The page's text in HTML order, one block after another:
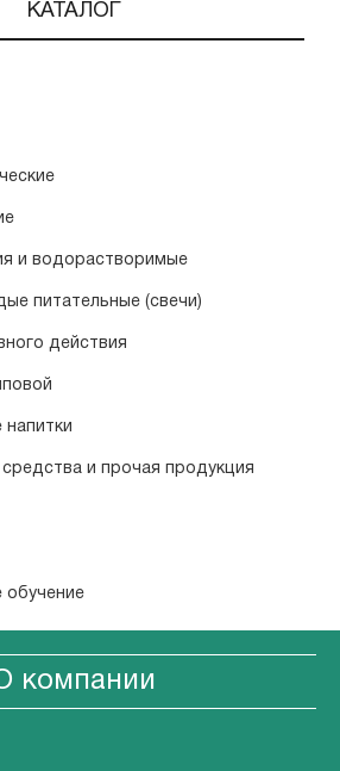
КАТАЛОГ
и водорастворимые
питательные (свечи)
действия
напитки
и прочая продукция
обучение
компании